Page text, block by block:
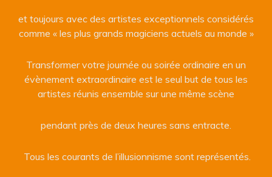
et toujours avec des artistes exceptionnels considérés
comme « les plus grands magiciens actuels au monde »
Transformer votre journée ou soirée ordinaire en un
évènement extraordinaire est le seul but de tous les
artistes réunis ensemble sur une même scène
pendant près de deux heures sans entracte.
Tous les courants de l’illusionnisme sont représentés.